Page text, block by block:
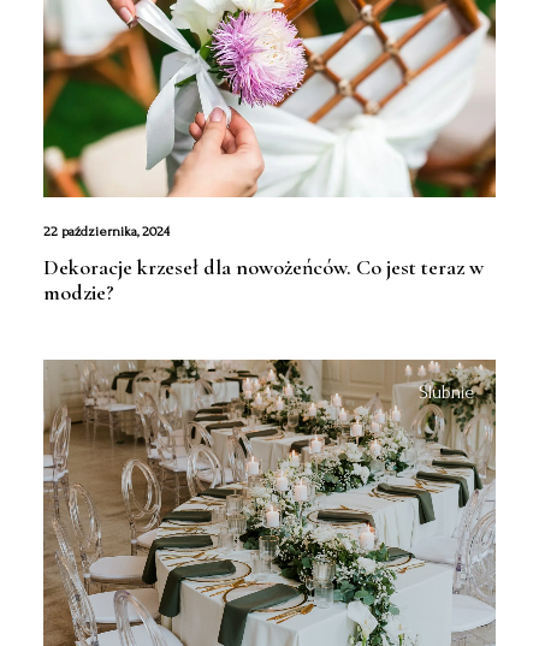
22 października, 2024
Dekoracje krzeseł dla nowożeńców. Co jest teraz w
modzie?
Ślubnie